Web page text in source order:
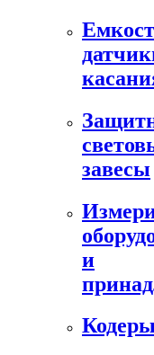
завесы
и
Кодеры